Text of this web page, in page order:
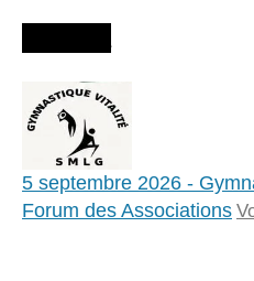
5 septembre 2026 -
Forum des Associations